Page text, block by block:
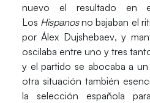
nuevo el resultado en
Los Hispanosno bajaban el
porÁlex Dujshebaev, y
oscilaba entre uno y tres
y el partido se abocaba a
otra situación también
la selección española